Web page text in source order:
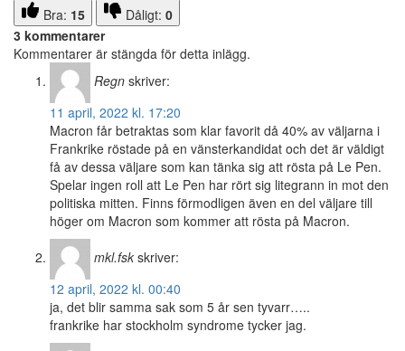
Bra: 15 Dåligt: 0
3 kommentarer
Kommentarer är stängda för detta inlägg.
Regn skriver:
11 april, 2022 kl. 17:20
Macron får betraktas som klar favorit då 40% av väljarna i
Frankrike röstade på en vänsterkandidat och det är väldigt
få av dessa väljare som kan tänka sig att rösta på Le Pen.
Spelar ingen roll att Le Pen har rört sig litegrann in mot den
politiska mitten. Finns förmodligen även en del väljare till
höger om Macron som kommer att rösta på Macron.
mkl.fsk skriver:
12 april, 2022 kl. 00:40
ja, det blir samma sak som 5 år sen tyvarr…..
frankrike har stockholm syndrome tycker jag.